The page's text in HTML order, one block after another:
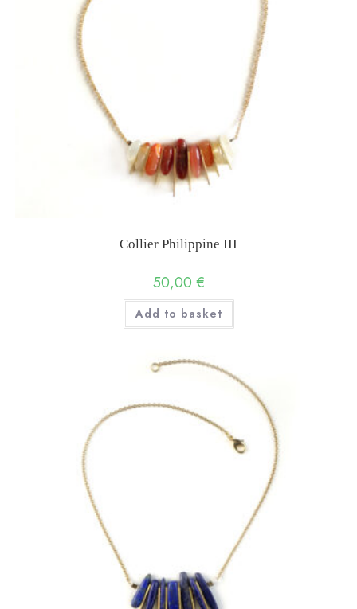
Collier Philippine III
50,00 €
Add to basket